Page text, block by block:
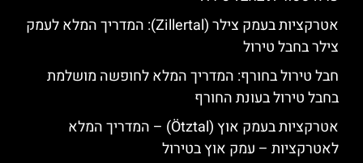
אטרקציות בעמק צילר (Zillertal): המדריך המלא לעמק
צילר בחבל טירול
חבל טירול בחורף: המדריך המלא לחופשה מושלמת
בחבל טירול בעונת החורף
אטרקציות בעמק אוץ (Ötztal) – המדריך המלא
לאטרקציות – עמק אוץ בטירול